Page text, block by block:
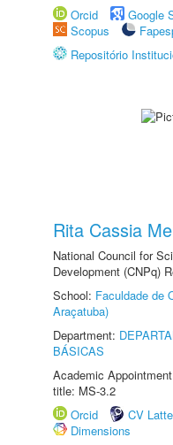
Orcid
Google
Scopus
Repositório
Rita Cassia
National Council for
Development (CNPq)
School: Faculdade de
Araçatuba)
Department:
BÁSICAS
Academic
title: MS-3.2
Orcid
CV
Dimensions